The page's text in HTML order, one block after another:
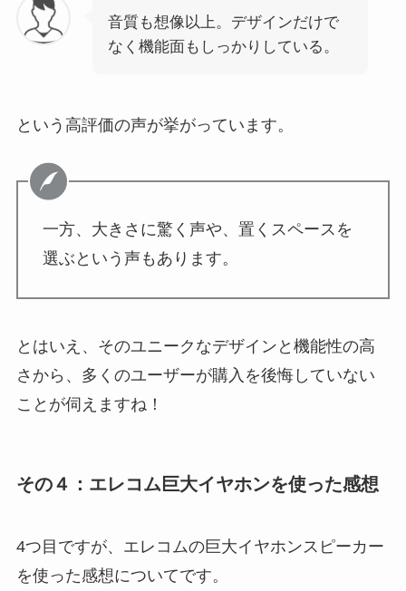
音質も想像以上。デザインだけで
なく機能面もしっかりしている。
という高評価の声が挙がっています。
一方、大きさに驚く声や、置くスペースを
選ぶという声もあります。
とはいえ、そのユニークなデザインと機能性の高
さから、多くのユーザーが購入を後悔していない
ことが伺えますね！
その４：エレコム巨大イヤホンを使った感想
4つ目ですが、エレコムの巨大イヤホンスピーカー
を使った感想についてです。